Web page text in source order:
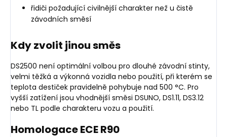
řidiči požadující civilnější charakter než u čistě
závodních směsí
Kdy zvolit jinou směs
DS2500 není optimální volbou pro dlouhé závodní stinty,
velmi těžká a výkonná vozidla nebo použití, při kterém se
teplota destiček pravidelně pohybuje nad 500 °C. Pro
vyšší zatížení jsou vhodnější směsi DSUNO, DS1.11, DS3.12
nebo TL podle charakteru vozu a použití.
Homologace ECE R90